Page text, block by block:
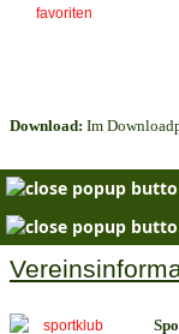
Download: Im